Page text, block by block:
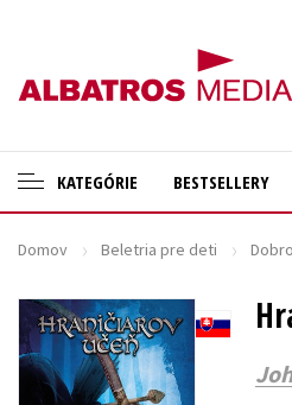
KATEGÓRIE
🛍️ Darčekové poukazy
✍️Knihy s podpisom
🎁 Limitované balíčky
🔥 Výhodné predpredaje
BESTSELLERY
Domov Beletria pre deti